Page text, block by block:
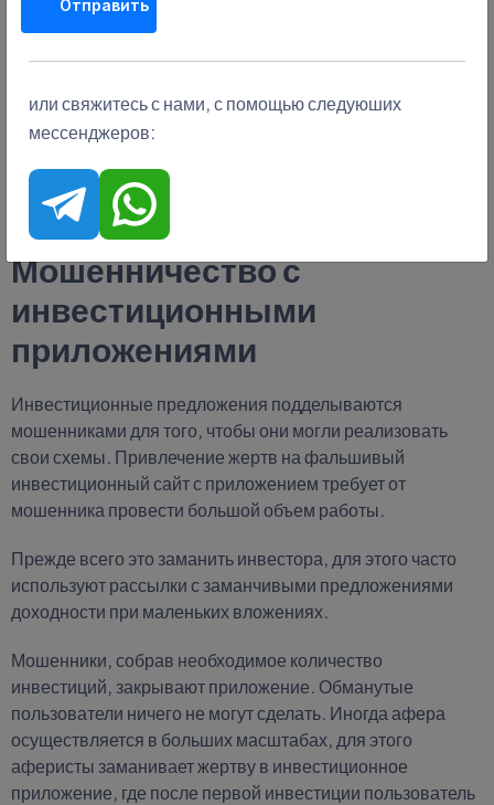
акции;
взаимные фонды;
биржевые фонды.
На безопасном приложении обязательно существует две
функции инвестиционной стратегии - это ручная
разобраться, как новичкам, так и уже бывалым
пользователям.
Мошенничество с
инвестиционными
приложениями
Инвестиционные предложения подделываются
мошенниками для того, чтобы они могли реализовать
свои схемы. Привлечение жертв на фальшивый
инвестиционный сайт с приложением требует от
мошенника провести большой объем работы.
Прежде всего это заманить инвестора, для этого часто
используют рассылки с заманчивыми предложениями
доходности при маленьких вложениях.
Мошенники, собрав необходимое количество
инвестиций, закрывают приложение. Обманутые
пользователи ничего не могут сделать. Иногда афера
осуществляется в больших масштабах, для этого
аферисты заманивает жертву в инвестиционное
приложение, где после первой инвестиции пользователь
Отправить
или свяжитесь с нами, с помощью следуюших
мессенджеров: